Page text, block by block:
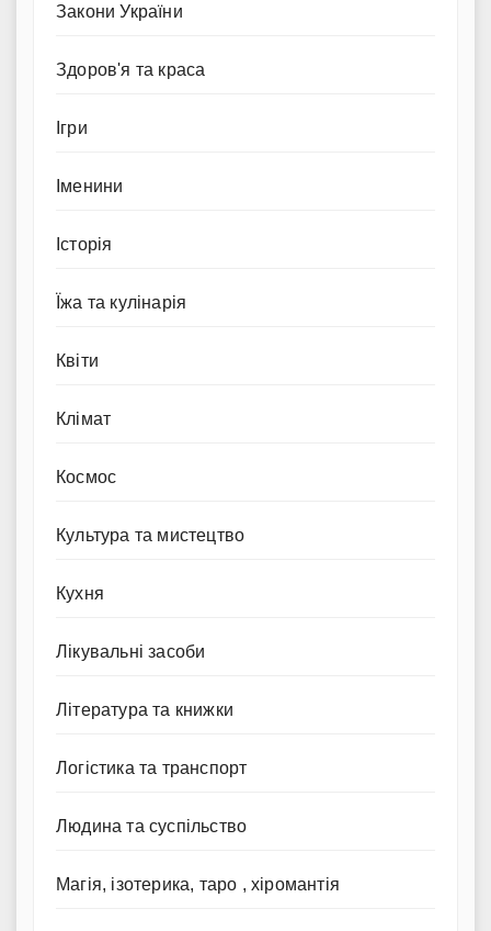
Закони України
Здоров'я та краса
Ігри
Іменини
Історія
Їжа та кулінарія
Квіти
Клімат
Космос
Культура та мистецтво
Кухня
Лікувальні засоби
Література та книжки
Логістика та транспорт
Людина та суспільство
Магія, ізотерика, таро , хіромантія